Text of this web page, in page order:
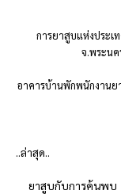
การยาสูบแห่งประเ
จ.พระนค
อาคารบ้านพักพนักงานย
..ล่าสุด..
ยาสูบกับการค้นพบ